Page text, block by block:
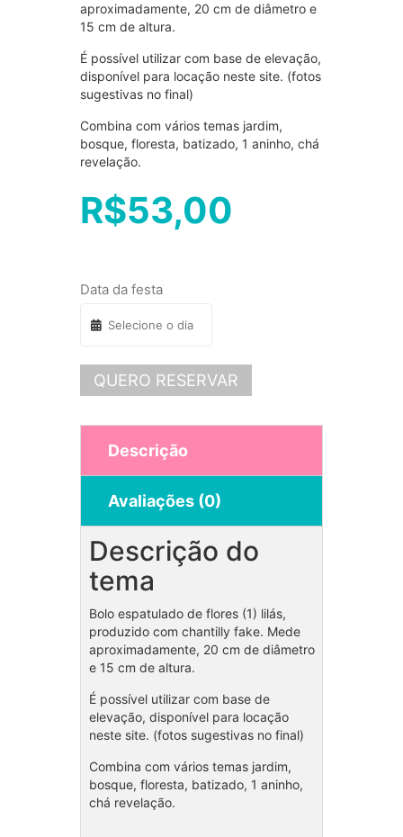
aproximadamente, 20 cm de diâmetro e
15 cm de altura.
É possível utilizar com base de elevação,
disponível para locação neste site. (fotos
sugestivas no final)
Combina com vários temas jardim,
bosque, floresta, batizado, 1 aninho, chá
revelação.
R$53,00
Data da festa
QUERO RESERVAR
Descrição
Avaliações (0)
Descrição do
tema
Bolo espatulado de flores (1) lilás,
produzido com chantilly fake. Mede
aproximadamente, 20 cm de diâmetro
e 15 cm de altura.
É possível utilizar com base de
elevação, disponível para locação
neste site. (fotos sugestivas no final)
Combina com vários temas jardim,
bosque, floresta, batizado, 1 aninho,
chá revelação.